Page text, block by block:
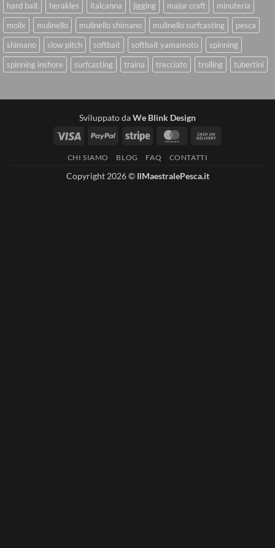
hard bait
herakles italcanna jigging major craft
minuteria
molix
mulinello mulinello shimano mulinello surfcasting
pesca
shimano
slow pitch softbait softbait yamamoto
spinning
spinning inshore
surfcasting traina trecciato trolling tubertini
Sviluppato daWe Blink Design
Visa
PayPal Stripe MasterCard
CHI SIAMO BLOG FAQ CONTATTI
Copyright 2026 © IlMaestralePesca.it